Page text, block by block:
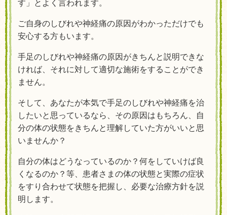
す」とよく言われます。
ご自身のしびれや神経痛の原因がわかっただけでも
安心する方もいます。
手足のしびれや神経痛の原因がきちんと説明できな
ければ、それに対して適切な施術をすることができ
ません。
そして、あなたが本気で手足のしびれや神経痛を治
したいと思っているなら、その原因はもちろん、自
分の体の状態をきちんと理解していた方がいいと思
いませんか？
自分の体はどうなっているのか？何をしていけば良
くなるのか？等、患者さまの体の状態と実際の症状
をすり合わせて状態を把握し、必要な治療方針を説
明します。